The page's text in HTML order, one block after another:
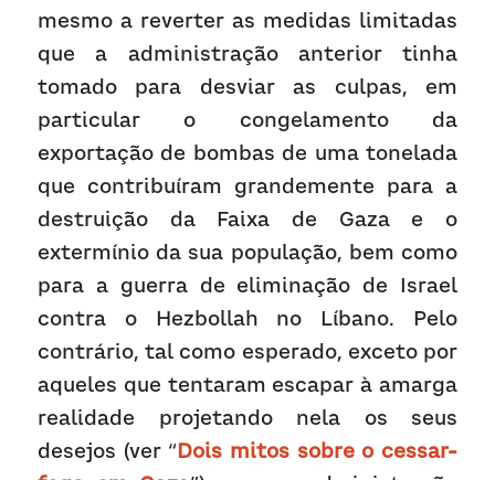
mesmo a reverter as medidas limitadas
que a administração anterior tinha
tomado para desviar as culpas, em
particular o congelamento da
exportação de bombas de uma tonelada
que contribuíram grandemente para a
destruição da Faixa de Gaza e o
extermínio da sua população, bem como
para a guerra de eliminação de Israel
contra o Hezbollah no Líbano. Pelo
contrário, tal como esperado, exceto por
aqueles que tentaram escapar à amarga
realidade projetando nela os seus
desejos (ver “Dois mitos sobre o cessar-